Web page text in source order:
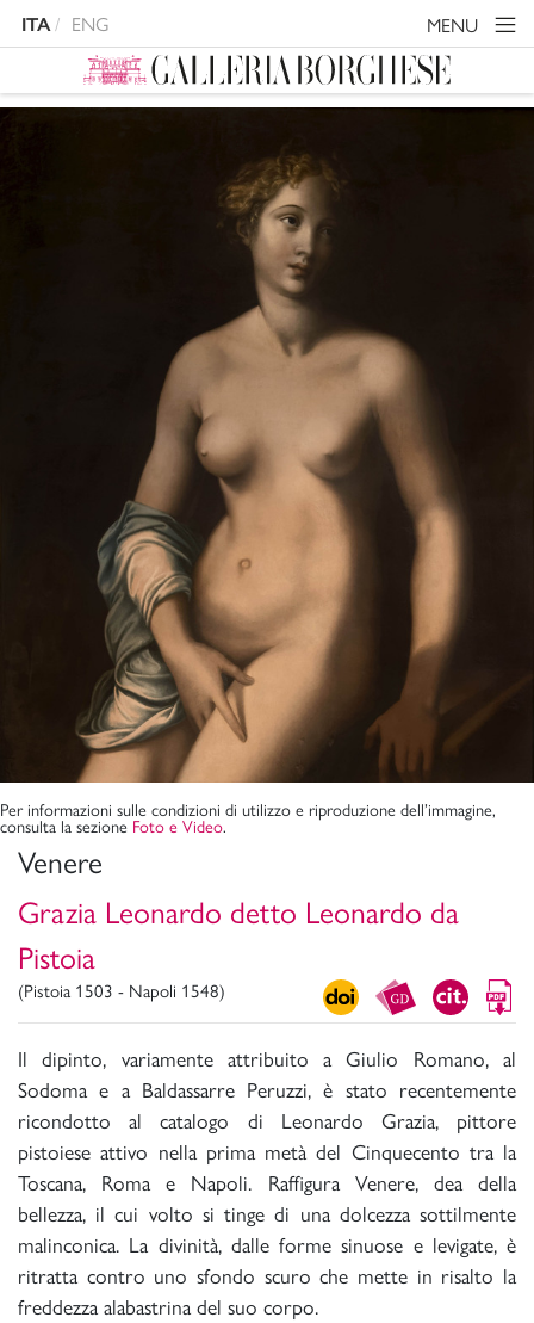
ITA ENG MENU
Venere
Grazia Leonardo detto Leonardo da
Pistoia
(Pistoia 1503 - Napoli 1548)
Il dipinto, variamente attribuito a Giulio Romano, al
Sodoma e a Baldassarre Peruzzi, è stato recentemente
ricondotto al catalogo di Leonardo Grazia, pittore
pistoiese attivo nella prima metà del Cinquecento tra la
Toscana, Roma e Napoli. Raffigura Venere, dea della
bellezza, il cui volto si tinge di una dolcezza sottilmente
malinconica. La divinità, dalle forme sinuose e levigate, è
ritratta contro uno sfondo scuro che mette in risalto la
freddezza alabastrina del suo corpo.
Per informazioni sulle condizioni di utilizzo e riproduzione dell’immagine,
consulta la sezione Foto e Video.